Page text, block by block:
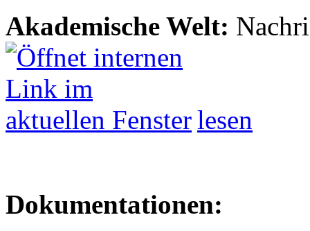
Akademische Welt:
lesen
Dokumentationen: